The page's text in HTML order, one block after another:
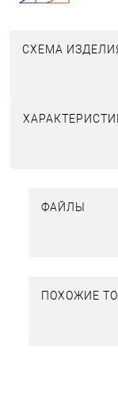
СХЕМА
ФАЙЛЫ
ПОХОЖИЕ